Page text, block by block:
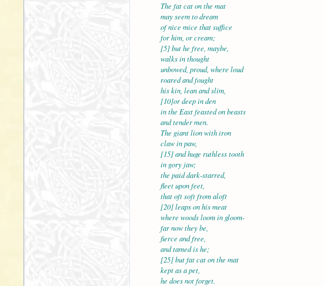
The fat cat on the mat
may seem to dream
of nice mice that suffice
for him, or cream;
[5] but he free, maybe,
walks in thought
unbowed, proud, where loud
roared and fought
his kin, lean and slim,
[10]or deep in den
in the East feasted on beasts
and tender men.
The giant lion with iron
claw in paw,
[15] and huge ruthless tooth
in gory jaw;
the paid dark-starred,
fleet upon feet,
that oft soft from aloft
[20] leaps on his meat
where woods loom in gloom-
far now they be,
fierce and free,
and tamed is he;
[25] but fat cat on the mat
kept as a pet,
he does not forget.